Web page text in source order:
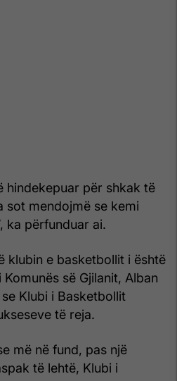
hindekepuar për shkak të
sot mendojmë se kemi
ka përfunduar ai.
klubin e basketbollit i është
së Gjilanit, Alban
Klubi i Basketbollit
të reja.
më në fund, pas një
të lehtë, Klubi i